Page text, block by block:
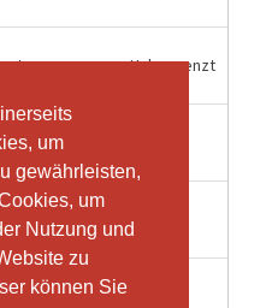
um
gewährleisten,
um
Nutzung und
zu
können Sie
um
gewährleisten,
um
Nutzung und
zu
können Sie
Unbegrenzt
5